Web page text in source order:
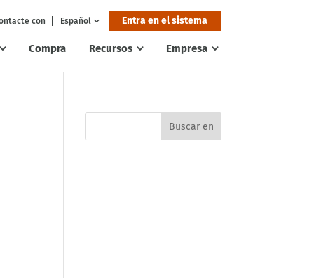
con Español Entra en el sistema
Compra Recursos Empresa